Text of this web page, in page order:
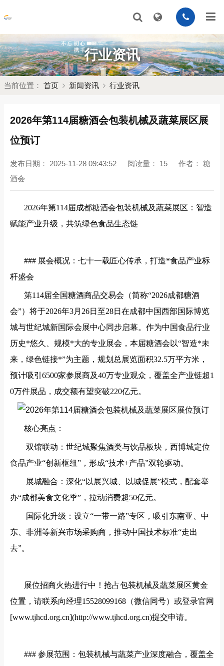
行业资讯
当前位置： 首页 新闻资讯 行业资讯
2026年第114届糖酒会包装机械及蔬菜展区展
位预订
发布日期： 2025-11-28 09:43:52 阅读量： 15 作者： 糖
酒会
2026年第114届成都糖酒会包装机械及蔬菜展区：智造
赋能产业升级，共筑绿色食品生态链
### 展会概况：七十一载匠心传承，打造*食品产业标
杆盛会
第114届全国糖酒商品交易会（简称“2026成都糖酒
会”）将于2026年3月26日至28日在成都中国西部国际博览
城与世纪城新国际会展中心同步启幕。作为中国食品行业
历史*悠久、规模*大的专业展会，本届糖酒会以“智造*未
来，绿色链接*”为主题，规划总展览面积32.5万平方米，
预计吸引6500家参展商及40万专业观众，覆盖全产业链超1
0万件展品，成交额有望突破220亿元。
核心亮点：
双馆联动：世纪城聚焦酒类与饮品板块，西博城定位
食品产业“创新枢纽”，形成“技术+产品”双轮驱动。
展城融合：深化“以展兴城、以城促展”模式，配套举
办“成都美食文化季”，拉动消费超50亿元。
国际化升级：设立“一带一路”专区，吸引东南亚、中
东、非洲等新兴市场采购商，推动中国技术标准“走出
去”。
展位招商火热进行中！抢占包装机械及蔬菜展区黄金
位置，请联系向经理15528099168（微信同号）或登录官网
[www.tjhcd.org.cn](http://www.tjhcd.org.cn)提交申请。
### 参展范围：包装机械与蔬菜产业深度融合，覆盖全